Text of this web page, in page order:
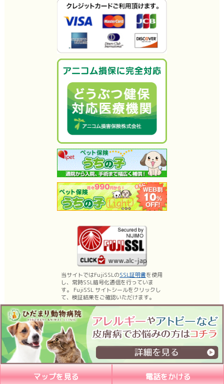
マップを見る 電話をかける
当サイトではFujiSSLのSSL証明書を使用
し、常時SSL暗号化通信を行っていま
す。 FujiSSL サイトシールをクリックし
て、検証結果をご確認いただけます。
名古屋市昭和区の動物病院、ひだまり動物病院は、薬浴などの皮膚科診療、乳
腺腫瘍手術・体表腫瘤切除などの日帰り手術に力を入れております。
もちろん内科、外科、腫瘍科などの一般診療、予防医療（各種ワクチン）など
も行っています。
Copyright (C) 2026ひだまり動物病院, All Rights Reserved.nagoya